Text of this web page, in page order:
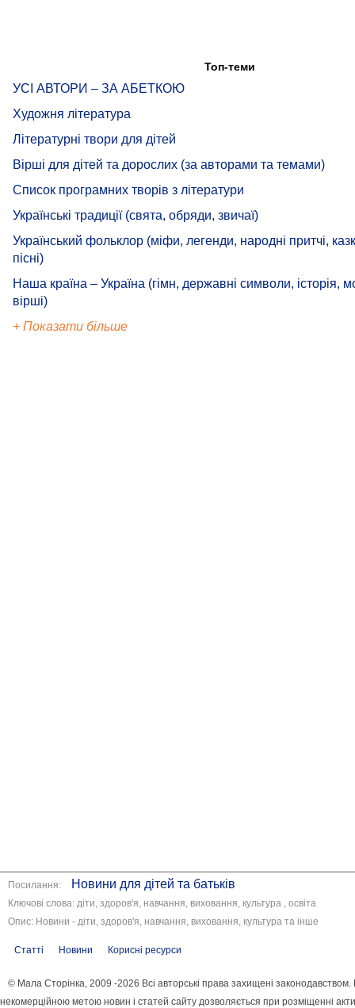
Топ-теми
УСІ АВТОРИ – ЗА АБЕТКОЮ
Художня література
Літературні твори для дітей
Вірші для дітей та дорослих (за авторами та темами)
Список програмних творів з літератури
Українські традиції (свята, обряди, звичаї)
Український фольклор (міфи, легенди, народні притчі,
пісні)
Наша країна – Україна (гімн, державні символи, історія,
вірші)
+ Показати більше
Посилання: Новини для дітей та батьків
Ключові слова: діти, здоров'я, навчання, виховання, культура , освіта
Опис: Новини - діти, здоров'я, навчання, виховання, культура та інше
Статті Новини Корисні ресурси
© Мала Сторінка, 2009 -2026 Всі авторські права захищені
некомерційною метою новин і статей сайту дозволяється при розміщенні